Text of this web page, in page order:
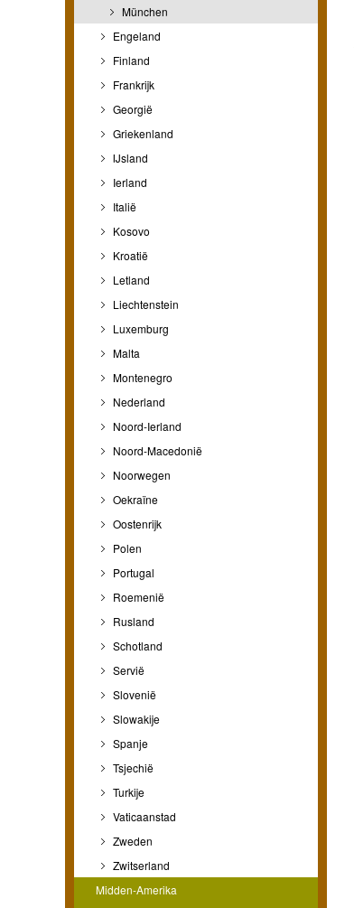
München
Engeland
Finland
Frankrijk
Georgië
Griekenland
IJsland
Ierland
Italië
Kosovo
Kroatië
Letland
Liechtenstein
Luxemburg
Malta
Montenegro
Nederland
Noord-Ierland
Noord-Macedonië
Noorwegen
Oekraïne
Oostenrijk
Polen
Portugal
Roemenië
Rusland
Schotland
Servië
Slovenië
Slowakije
Spanje
Tsjechië
Turkije
Vaticaanstad
Zweden
Zwitserland
Midden-Amerika